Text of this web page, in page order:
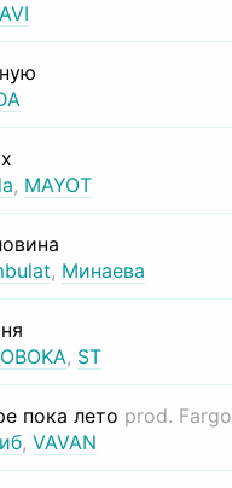
, MAYOT
, Минаева
, ST
пока лето prod. Fargo
, VAVAN